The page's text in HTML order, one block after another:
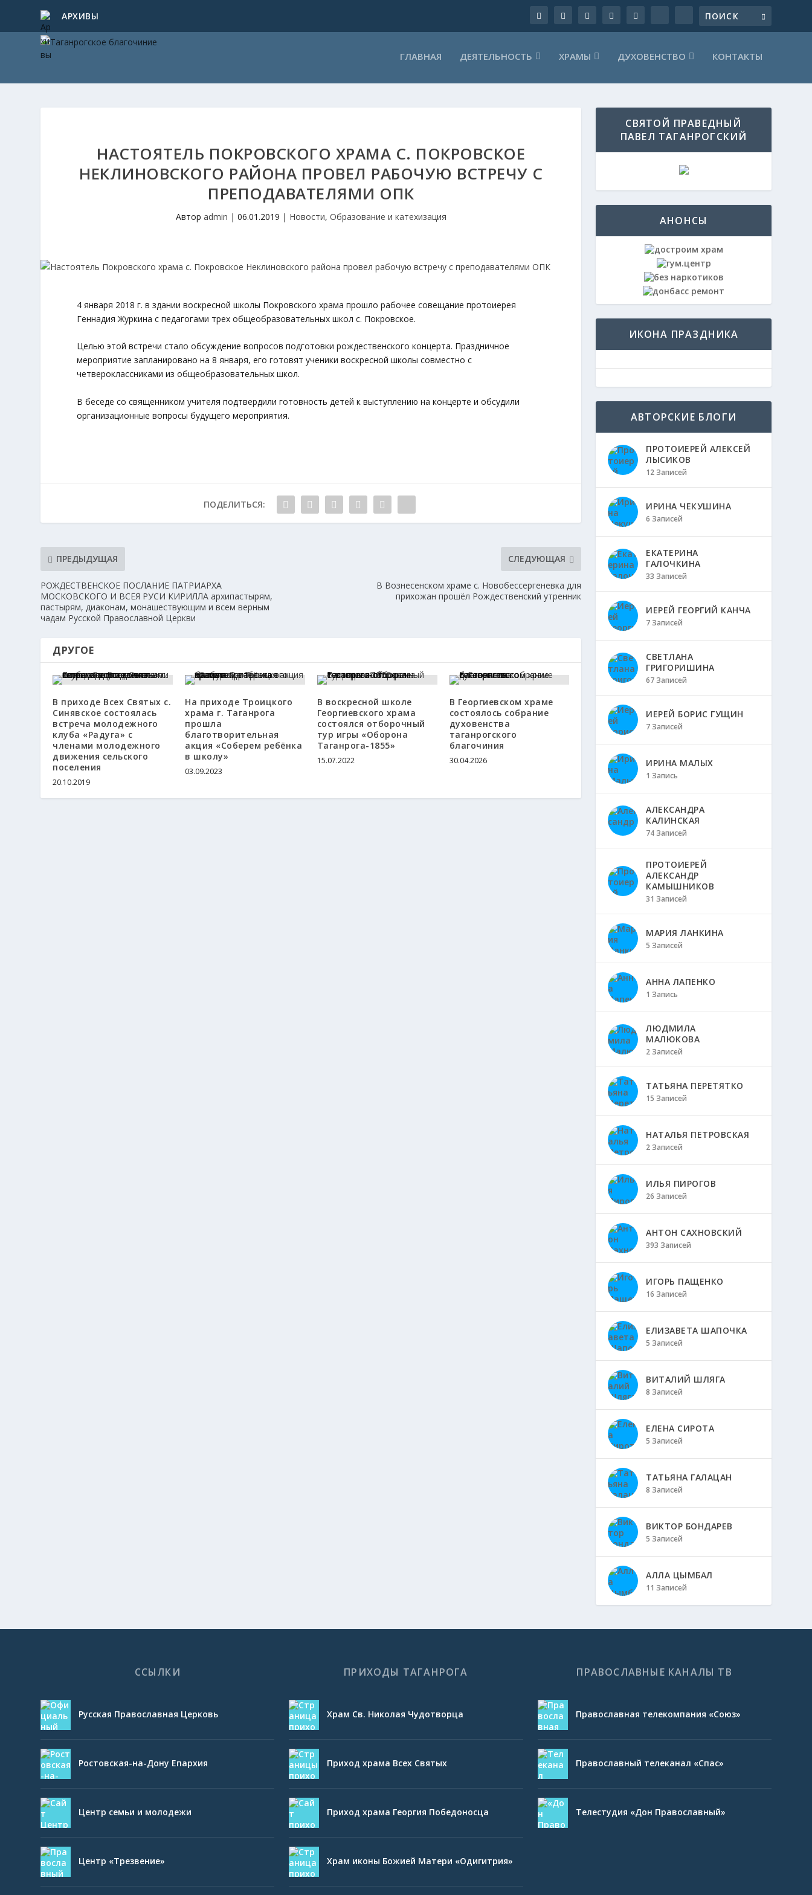
АРХИВЫ
ГЛАВНАЯ ДЕЯТЕЛЬНОСТЬ ХРАМЫ ДУХОВЕНСТВО КОНТАКТЫ
НАСТОЯТЕЛЬ ПОКРОВСКОГО ХРАМА С. ПОКРОВСКОЕ
НЕКЛИНОВСКОГО РАЙОНА ПРОВЕЛ РАБОЧУЮ ВСТРЕЧУ С
ПРЕПОДАВАТЕЛЯМИ ОПК
Автор admin | 06.01.2019 | Новости, Образование и катехизация
4 января 2018 г. в здании воскресной школы Покровского храма прошло рабочее совещание протоиерея
Геннадия Журкина с педагогами трех общеобразовательных школ с. Покровское.
Целью этой встречи стало обсуждение вопросов подготовки рождественского концерта. Праздничное
мероприятие запланировано на 8 января, его готовят ученики воскресной школы совместно с
четвероклассниками из общеобразовательных школ.
В беседе со священником учителя подтвердили готовность детей к выступлению на концерте и обсудили
организационные вопросы будущего мероприятия.
ПОДЕЛИТЬСЯ:
ПРЕДЫДУЩАЯ
РОЖДЕСТВЕНСКОЕ ПОСЛАНИЕ ПАТРИАРХА
МОСКОВСКОГО И ВСЕЯ РУСИ КИРИЛЛА архипастырям,
пастырям, диаконам, монашествующим и всем верным
чадам Русской Православной Церкви
СЛЕДУЮЩАЯ
В Вознесенском храме с. Новобессергеневка для
прихожан прошёл Рождественский утренник
ДРУГОЕ
В приходе Всех Святых с.
Синявское состоялась
встреча молодежного
клуба «Радуга» с
членами молодежного
движения сельского
поселения
20.10.2019
На приходе Троицкого
храма г. Таганрога
прошла
благотворительная
акция «Соберем ребёнка
в школу»
03.09.2023
В воскресной школе
Георгиевского храма
состоялся отборочный
тур игры «Оборона
Таганрога-1855»
15.07.2022
В Георгиевском храме
состоялось собрание
духовенства
таганрогского
благочиния
30.04.2026
СВЯТОЙ ПРАВЕДНЫЙ
ПАВЕЛ ТАГАНРОГСКИЙ
АНОНСЫ
ИКОНА ПРАЗДНИКА
АВТОРСКИЕ БЛОГИ
ПРОТОИЕРЕЙ АЛЕКСЕЙ
ЛЫСИКОВ
12 Записей
ИРИНА ЧЕКУШИНА
6 Записей
ЕКАТЕРИНА
ГАЛОЧКИНА
33 Записей
ИЕРЕЙ ГЕОРГИЙ КАНЧА
7 Записей
СВЕТЛАНА
ГРИГОРИШИНА
67 Записей
ИЕРЕЙ БОРИС ГУЩИН
7 Записей
ИРИНА МАЛЫХ
1 Запись
АЛЕКСАНДРА
КАЛИНСКАЯ
74 Записей
ПРОТОИЕРЕЙ
АЛЕКСАНДР
КАМЫШНИКОВ
31 Записей
МАРИЯ ЛАНКИНА
5 Записей
АННА ЛАПЕНКО
1 Запись
ЛЮДМИЛА
МАЛЮКОВА
2 Записей
ТАТЬЯНА ПЕРЕТЯТКО
15 Записей
НАТАЛЬЯ ПЕТРОВСКАЯ
2 Записей
ИЛЬЯ ПИРОГОВ
26 Записей
АНТОН САХНОВСКИЙ
393 Записей
ИГОРЬ ПАЩЕНКО
16 Записей
ЕЛИЗАВЕТА ШАПОЧКА
5 Записей
ВИТАЛИЙ ШЛЯГА
8 Записей
ЕЛЕНА СИРОТА
5 Записей
ТАТЬЯНА ГАЛАЦАН
8 Записей
ВИКТОР БОНДАРЕВ
5 Записей
АЛЛА ЦЫМБАЛ
11 Записей
ССЫЛКИ
Русская Православная Церковь
Ростовская-на-Дону Епархия
Центр семьи и молодежи
Центр «Трезвение»
ПРИХОДЫ ТАГАНРОГА
Храм Св. Николая Чудотворца
Приход храма Всех Святых
Приход храма Георгия Победоносца
Храм иконы Божией Матери «Одигитрия»
ПРАВОСЛАВНЫЕ КАНАЛЫ ТВ
Православная телекомпания «Союз»
Православный телеканал «Спас»
Телестудия «Дон Православный»